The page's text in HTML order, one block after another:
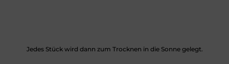
Jedes Stück wird dann zum Trocknen in die Sonne gelegt.